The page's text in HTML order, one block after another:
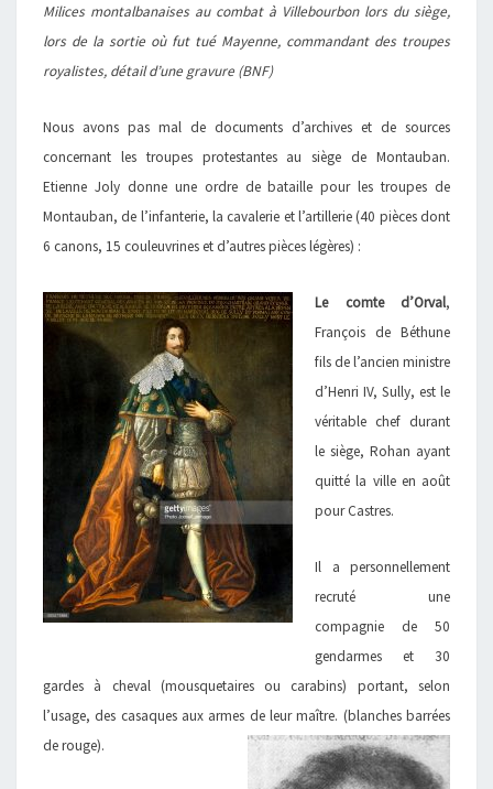
Milices montalbanaises au combat à Villebourbon lors du siège,
lors de la sortie où fut tué Mayenne, commandant des troupes
royalistes, détail d’une gravure (BNF)
Nous avons pas mal de documents d’archives et de sources
concernant les troupes protestantes au siège de Montauban.
Etienne Joly donne une ordre de bataille pour les troupes de
Montauban, de l’infanterie, la cavalerie et l’artillerie (40 pièces dont
6 canons, 15 couleuvrines et d’autres pièces légères) :
Le comte d’Orval,
François de Béthune
fils de l’ancien ministre
d’Henri IV, Sully, est le
véritable chef durant
le siège, Rohan ayant
quitté la ville en août
pour Castres.
Il a personnellement
recruté une
compagnie de 50
gendarmes et 30
gardes à cheval (mousquetaires ou carabins) portant, selon
l’usage, des casaques aux armes de leur maître. (blanches barrées
de rouge).